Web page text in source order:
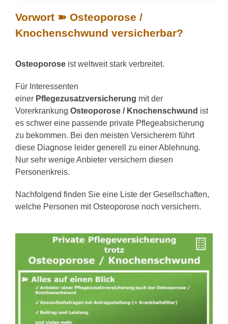
Vorwort ➽ Osteoporose /
Knochenschwund versicherbar?
Osteoporoseist weltweit stark verbreitet.
Für Interessenten
einer Pflegezusatzversicherung mit der
Vorerkrankung Osteoporose / Knochenschwund ist
es schwer eine passende private Pflegeabsicherung
zu bekommen. Bei den meisten Versicherern führt
diese Diagnose leider generell zu einer Ablehnung.
Nur sehr wenige Anbieter versichern diesen
Personenkreis.
Nachfolgend finden Sie eine Liste der Gesellschaften,
welche Personen mit Osteoporose noch versichern.